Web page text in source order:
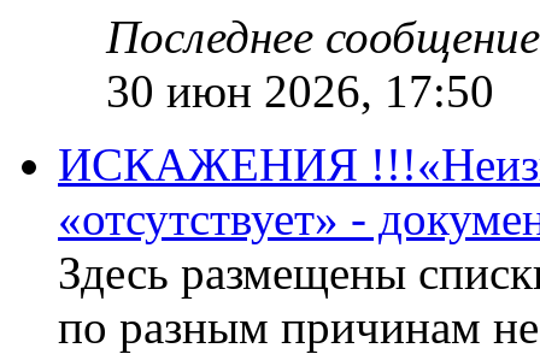
Последнее сообщение
30 июн 2026, 17:50
ИСКАЖЕНИЯ
«отсутствует» -
Здесь размещены
по разным причинам